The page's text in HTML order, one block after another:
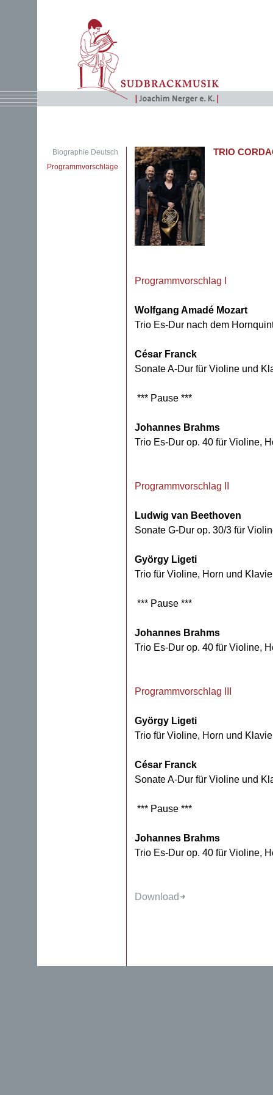
Biographie Deutsch
Programmvorschläge
TRIO
Programmvorschlag I
Wolfgang Amadé Mozart
Trio Es-Dur nach dem
César Franck
Sonate A-Dur für Violine und
*** Pause ***
Johannes Brahms
Trio Es-Dur op. 40 für Violine,
Programmvorschlag II
Ludwig van Beethoven
Sonate G-Dur op. 30/3 für
György Ligeti
Trio für Violine, Horn und
*** Pause ***
Johannes Brahms
Trio Es-Dur op. 40 für Violine,
Programmvorschlag III
György Ligeti
Trio für Violine, Horn und
César Franck
Sonate A-Dur für Violine und
*** Pause ***
Johannes Brahms
Trio Es-Dur op. 40 für Violine,
Download